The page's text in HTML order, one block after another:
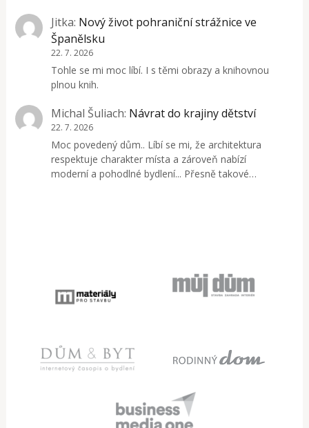
Jitka: Nový život pohraniční strážnice ve
Španělsku
22. 7. 2026
Tohle se mi moc líbí. I s těmi obrazy a knihovnou
plnou knih.
Michal Šuliach: Návrat do krajiny dětství
22. 7. 2026
Moc povedený dům.. Líbí se mi, že architektura
respektuje charakter místa a zároveň nabízí
moderní a pohodlné bydlení... Přesně takové…